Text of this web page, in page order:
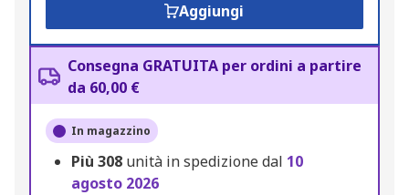
Aggiungi
Consegna GRATUITA per ordini a partire
da 60,00 €
In magazzino
Più 308 unità in spedizione dal 10
agosto 2026